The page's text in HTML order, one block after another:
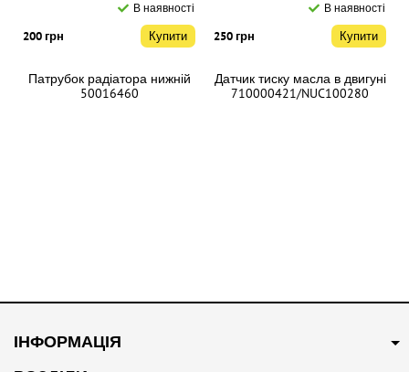
В наявності
200 грн Купити
Патрубок радіатора нижній
50016460
В наявності
250 грн Купити
Датчик тиску масла в двигуні
710000421/NUC100280
250 грн Купити
Патрубок системи
200 грн Купити
ІНФОРМАЦІЯ